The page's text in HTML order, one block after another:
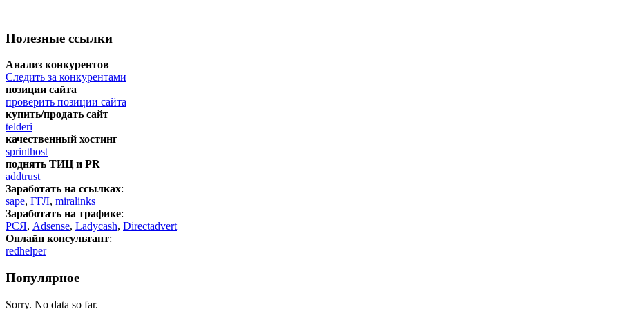
Полезные ссылки
Анализ конкурентов
Следить за конкурентами
позиции сайта
проверить позиции сайта
купить/продать сайт
telderi
качественный хостинг
sprinthost
поднять ТИЦ и PR
addtrust
Заработать на ссылках:
sape, ГГЛ, miralinks
Заработать на трафике:
РСЯ, Adsense, Ladycash, Directadvert
Онлайн консультант:
redhelper
Популярное
Sorry. No data so far.